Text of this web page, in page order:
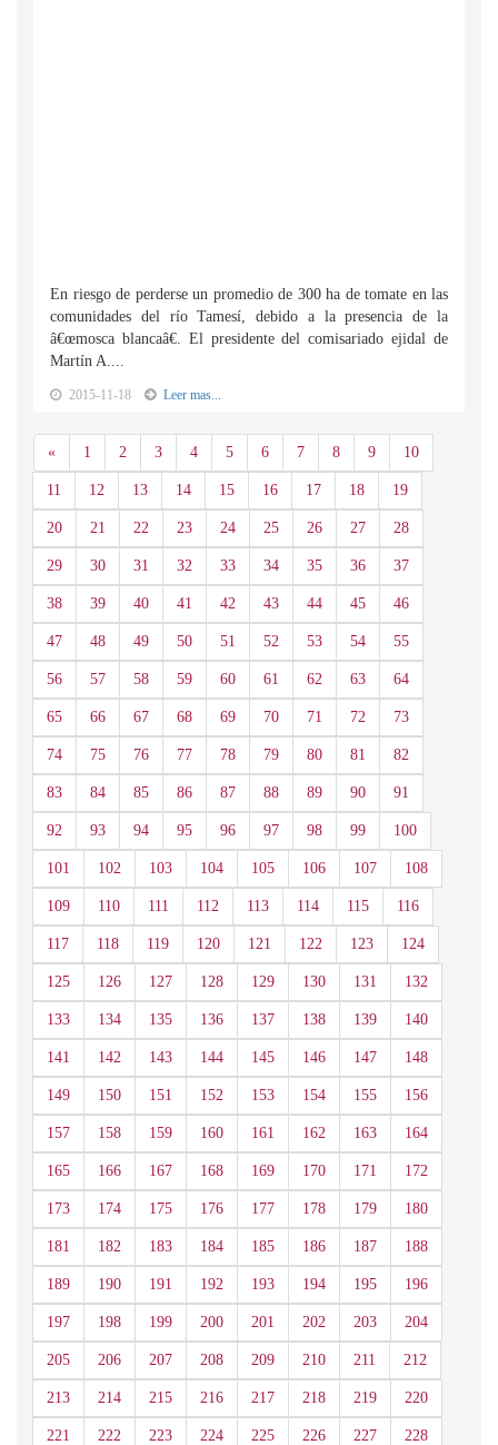
En riesgo de perderse un promedio de 300 ha de tomate en las
comunidades del río Tamesí, debido a la presencia de la
â€œmosca blancaâ€. El presidente del comisariado ejidal de
Martín A....
2015-11-18 Leer mas...
«Anterior
1 2 3 4 5 6 7 8 9 10
11 12 13 14 15 16 17 18 19
20 21 22 23 24 25 26 27 28
29 30 31 32 33 34 35 36 37
38 39 40 41 42 43 44 45 46
47 48 49 50 51 52 53 54 55
56 57 58 59 60 61 62 63 64
65 66 67 68 69 70 71 72 73
74 75 76 77 78 79 80 81 82
83 84 85 86 87 88 89 90 91
92 93 94 95 96 97 98 99 100
101 102 103 104 105 106 107 108
109 110 111 112 113 114 115 116
117 118 119 120 121 122 123 124
125 126 127 128 129 130 131 132
133 134 135 136 137 138 139 140
141 142 143 144 145 146 147 148
149 150 151 152 153 154 155 156
157 158 159 160 161 162 163 164
165 166 167 168 169 170 171 172
173 174 175 176 177 178 179 180
181 182 183 184 185 186 187 188
189 190 191 192 193 194 195 196
197 198 199 200 201 202 203 204
205 206 207 208 209 210 211 212
213 214 215 216 217 218 219 220
221 222 223 224 225 226 227 228